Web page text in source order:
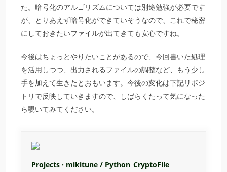
た。暗号化のアルゴリズムについては別途勉強が必要です
が、とりあえず暗号化ができていそうなので、これで秘密
にしておきたいファイルが出てきても安心ですね。
今後はちょっとやりたいことがあるので、今回書いた処理
を活用しつつ、出力されるファイルの調整など、もう少し
手を加えて生きたとおもいます。今後の変化は下記リポジ
トリで反映していきますので、しばらくたって気になった
ら覗いてみてください。
Projects · mikitune / Python_CryptoFile